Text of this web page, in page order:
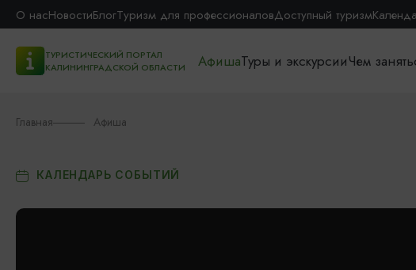
О насНовостиБлогТуризм для профессионаловДоступный туризм
ТУРИСТИЧЕСКИЙ ПОРТАЛ
КАЛИНИНГРАДСКОЙ ОБЛАСТИ
АфишаТуры и экскурсииЧем
Главная Афиша
КАЛЕНДАРЬ СОБЫТИЙ